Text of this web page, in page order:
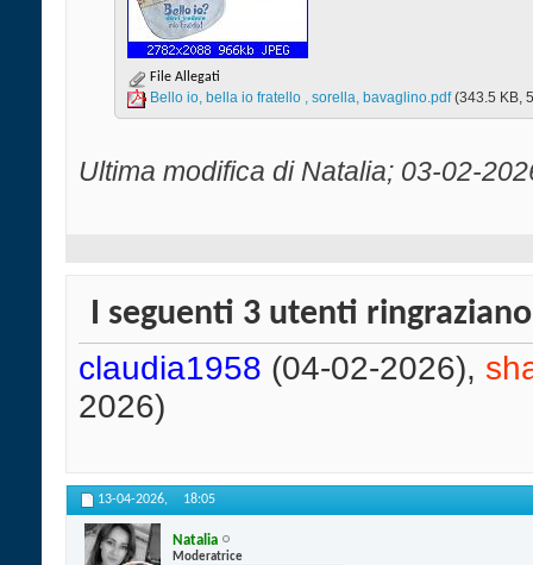
File Allegati
Bello io, bella io fratello , sorella, bavaglino.pdf‎ (343.5 KB,
Ultima modifica di Natalia; 03-02-
I seguenti 3 utenti
claudia1958 (04-02-2026),
2026)
13-04-2026, 18:05
Natalia
Moderatrice